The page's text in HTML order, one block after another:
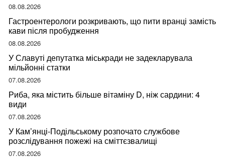
08.08.2026
Гастроентерологи розкривають, що пити вранці замість
кави після пробудження
08.08.2026
У Славуті депутатка міськради не задекларувала
мільйонні статки
07.08.2026
Риба, яка містить більше вітаміну D, ніж сардини: 4
види
07.08.2026
У Кам’янці-Подільському розпочато службове
розслідування пожежі на сміттєзвалищі
07.08.2026